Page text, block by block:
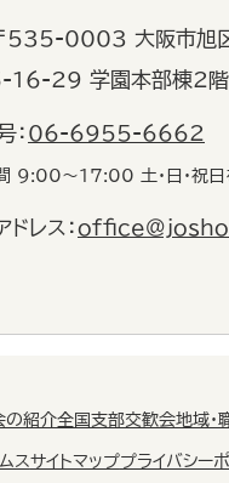
535-0003 大阪市旭
16-29 学園本部棟2階
： 06-6955-6662
9:00〜17:00 土・日・祝日
ドレス：
の紹介全国支部交歓会地域・
スサイトマッププライバシー